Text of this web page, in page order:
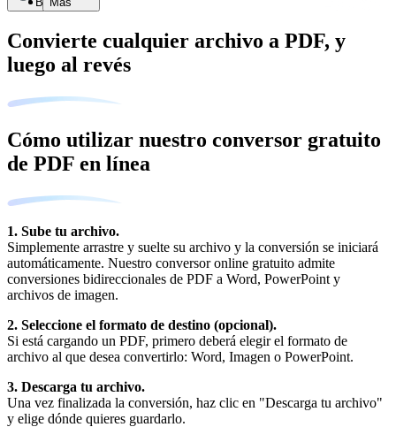
Convierte cualquier archivo a PDF, y
luego al revés
Cómo utilizar nuestro conversor gratuito
de PDF en línea
1. Sube tu archivo.
Simplemente arrastre y suelte su archivo y la conversión se iniciará
automáticamente. Nuestro conversor online gratuito admite
conversiones bidireccionales de PDF a Word, PowerPoint y
archivos de imagen.
2. Seleccione el formato de destino (opcional).
Si está cargando un PDF, primero deberá elegir el formato de
archivo al que desea convertirlo: Word, Imagen o PowerPoint.
3. Descarga tu archivo.
Una vez finalizada la conversión, haz clic en "Descarga tu archivo"
y elige dónde quieres guardarlo.